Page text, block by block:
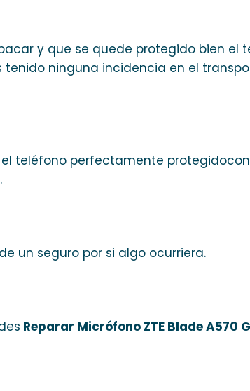
y que se quede protegido bien el
tenido ninguna incidencia en el
teléfono perfectamente
un seguro por si algo ocurriera.
Reparar Micrófono ZTE Blade A570